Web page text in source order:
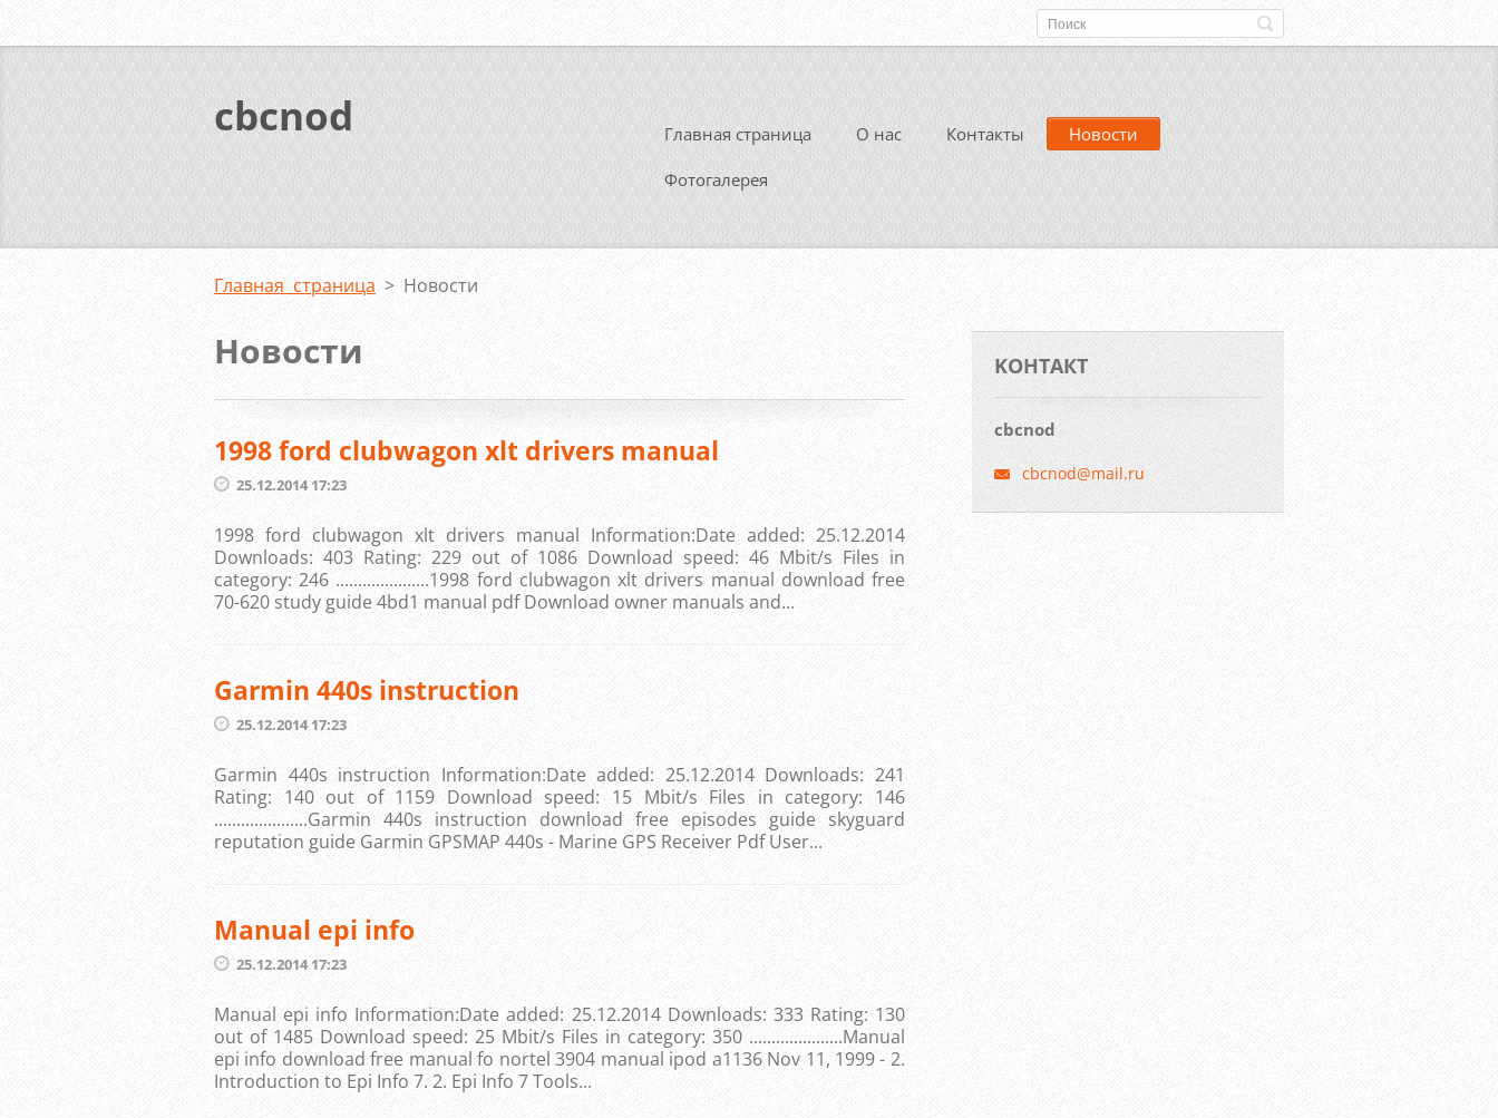
cbcnod Главная страница О нас Контакты Новости
Фотогалерея
Главная страница > Новости
Новости
1998 ford clubwagon xlt drivers manual
25.12.2014 17:23
1998 ford clubwagon xlt drivers manual Information:Date added: 25.12.2014
Downloads: 403 Rating: 229 out of 1086 Download speed: 46 Mbit/s Files in
category: 246 .....................1998 ford clubwagon xlt drivers manual download free
70-620 study guide 4bd1 manual pdf Download owner manuals and...
Garmin 440s instruction
25.12.2014 17:23
Garmin 440s instruction Information:Date added: 25.12.2014 Downloads: 241
Rating: 140 out of 1159 Download speed: 15 Mbit/s Files in category: 146
.....................Garmin 440s instruction download free episodes guide skyguard
reputation guide Garmin GPSMAP 440s - Marine GPS Receiver Pdf User...
Manual epi info
25.12.2014 17:23
Manual epi info Information:Date added: 25.12.2014 Downloads: 333 Rating: 130
out of 1485 Download speed: 25 Mbit/s Files in category: 350 .....................Manual
epi info download free manual fo nortel 3904 manual ipod a1136 Nov 11, 1999 - 2.
Introduction to Epi Info 7. 2. Epi Info 7 Tools...
KOНТАКТ
cbcnod
cbcnod@mail.ru